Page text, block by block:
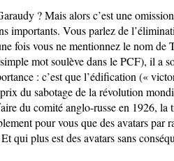
? Mais alors c’est une
importants. Vous parlez de
fois vous ne mentionnez le nom de
mot soulève dans le PCF), il a
: c’est que l’édification («
du sabotage de la révolution
du comité anglo-russe en 1926, la
pour vous que des avatars par
qui plus est des avatars sans